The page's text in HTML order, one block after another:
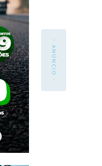
- ANÚNCIO -